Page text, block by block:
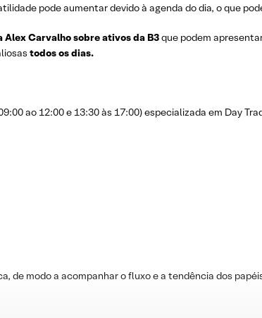
pode aumentar devido à agenda do dia, o que
Alex Carvalho sobre ativos da B3que podem
todos os dias.
ao 12:00 e 13:30 às 17:00) especializada em Day
de modo a acompanhar o fluxo e a tendência dos